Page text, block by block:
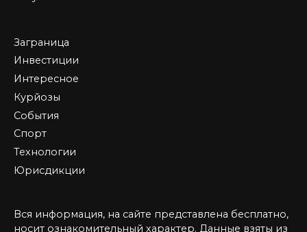
Заграница
Инвестиции
Интересное
Курйозы
События
Спорт
Технологии
Юрисдикции
Вся информация, на сайте представлена бесплатно,
носит ознакомительный характер. Данные взяты из